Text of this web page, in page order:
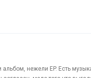
нежели EP. Есть